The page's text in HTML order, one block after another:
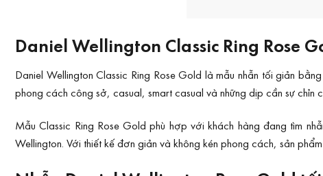
Daniel Wellington Classic Ring Rose
Daniel Wellington Classic Ring Rose Gold là mẫu nhẫn tối giản
phong cách công sở, casual, smart casual và những dịp cần sự chỉn
Mẫu Classic Ring Rose Gold phù hợp với khách hàng đang tìm
Wellington. Với thiết kế đơn giản và không kén phong cách, sản